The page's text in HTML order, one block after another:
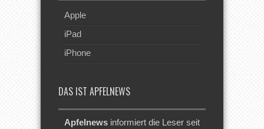
Apple
iPad
iPhone
DAS IST APFELNEWS
Apfelnews informiert die Leser seit